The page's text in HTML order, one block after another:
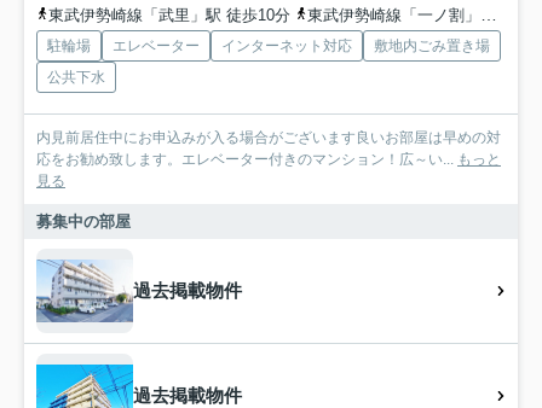
東武伊勢崎線「武里」駅 徒歩10分
東武伊勢崎線「一ノ割」駅 徒歩16分
駐輪場 エレベーター インターネット対応
敷地内ごみ置き場
公共下水
内見前居住中にお申込みが入る場合がございます良いお部屋は早めの対
応をお勧め致します。エレベーター付きのマンション！広～い... もっと
見る
募集中の部屋
過去掲載物件
過去掲載物件